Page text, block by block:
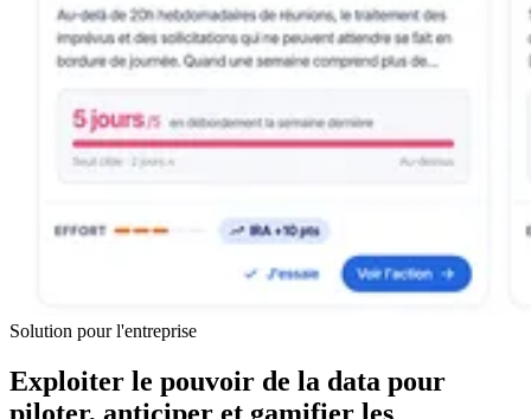
Solution pour l'entreprise
Exploiter le pouvoir de la data pour